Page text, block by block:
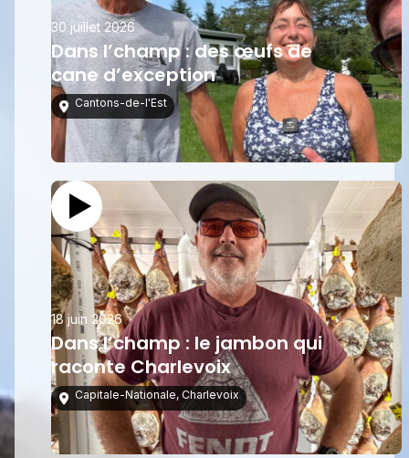
30 juillet 2026
Dans l’champ : des œufs de
cane d’exception
Cantons-de-l'Est
18 juin 2026
Dans l’champ : le jambon qui
raconte Charlevoix
Capitale-Nationale, Charlevoix